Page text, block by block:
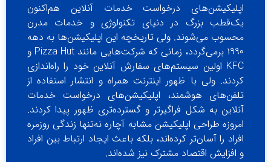
اپلیکیشن‌های درخواست خدمات آنلاین هم‌اکنون
یک‌قطب بزرگ در دنیای تکنولوژی و خدمات مدرن
محسوب می‌شوند. ولی تاریخچه این اپلیکیشن‌ها به دهه
۱۹۹۰ برمی‌گردد، زمانی که شرکت‌هایی مانند Pizza Hut و
KFC اولین سیستم‌های سفارش آنلاین خود را راه‌اندازی
کردند. ولی با ظهور اینترنت همراه و انتشار استفاده از
تلفن‌های هوشمند، اپلیکیشن‌های درخواست خدمات
آنلاین به شکل فراگیرتر و گسترده‌تری ظهور پیدا کردند.
امروزه طراحی اپلیکیشن‌ مشابه آچاره نه‌تنها زندگی روزمره
افراد را آسان‌تر کرده‌اند، بلکه باعث ایجاد ارتباط بین افراد
و افزایش اقتصاد مشترک نیز شده‌اند.